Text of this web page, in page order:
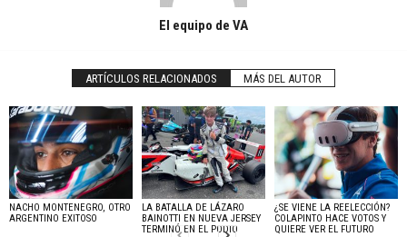
El equipo de VA
ARTÍCULOS RELACIONADOS MÁS DEL AUTOR
NACHO MONTENEGRO, OTRO
ARGENTINO EXITOSO
LA BATALLA DE LÁZARO
BAINOTTI EN NUEVA JERSEY
TERMINÓ EN EL PODIO
¿SE VIENE LA REELECCIÓN?
COLAPINTO HACE VOTOS Y
QUIERE VER EL FUTURO